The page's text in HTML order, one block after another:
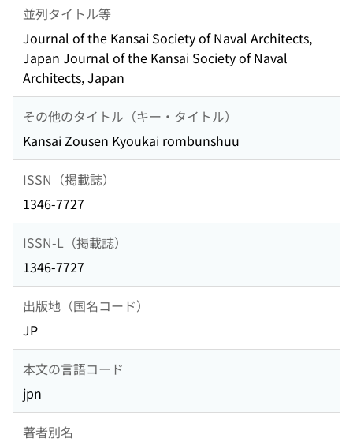
並列タイトル等
Journal of the Kansai Society of Naval Architects,
Japan Journal of the Kansai Society of Naval
Architects, Japan
その他のタイトル（キー・タイトル）
Kansai Zousen Kyoukai rombunshuu
ISSN（掲載誌）
1346-7727
ISSN-L（掲載誌）
1346-7727
出版地（国名コード）
JP
本文の言語コード
jpn
著者別名